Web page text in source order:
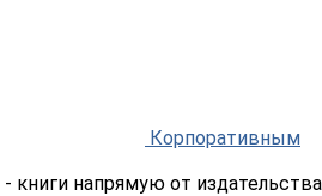
Корпоративным
- книги напрямую от издательства